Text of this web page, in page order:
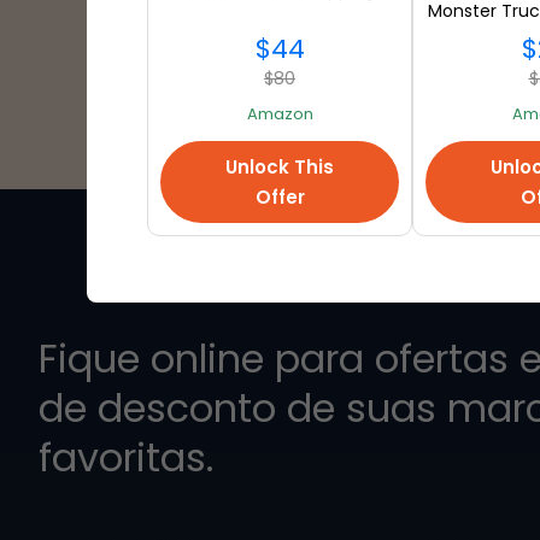
Fique online para ofertas
de desconto de suas
favoritas.
$44
$80
Amazon
Unlock This
Offer
Monster
at